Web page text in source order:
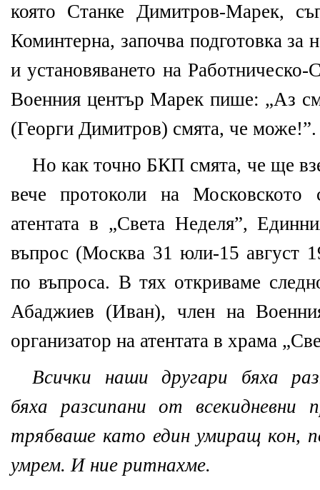
която Станке Димитров-Марек,
Коминтерна, започва подготовка за
и установяването на
Военния център Марек пише: „Аз
(Георги Димитров) смята, че може!”.
Но как точно БКП смята, че ще
вече протоколи на
атентата в „Света Неделя”,
въпрос (Москва 31 юли-15 август
по въпроса. В тях откриваме
Абаджиев (Иван), член на
организатор на атентата в храма
Всички наши другари бяха
бяха разсипани от всекидневни
трябваше като един умиращ кон,
умрем. И ние ритнахме.